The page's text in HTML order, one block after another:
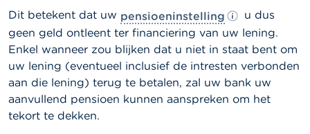
e
S
M
A
N
i
e
Dit betekent dat uw pensioeninstelling
u dus
geen geld ontleent ter financiering van uw lening.
Enkel wanneer zou blijken dat u niet in staat bent om
uw lening (eventueel inclusief de intresten verbonden
aan die lening) terug te betalen, zal uw bank uw
aanvullend pensioen kunnen aanspreken om het
tekort te dekken.